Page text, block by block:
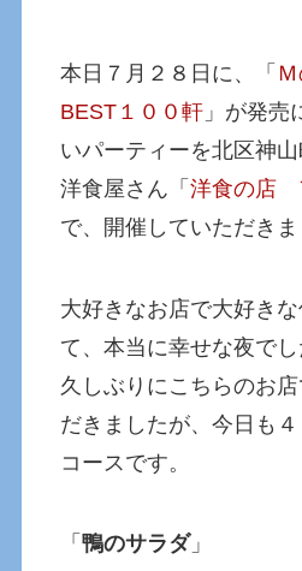
本日７月２８日に、「
BEST１００軒 」が発売
いパーティーを北区神
洋食屋さん「洋食の店
で、開催していただきま
大好きなお店で大好き
て、本当に幸せな夜でし
久しぶりにこちらのお
だきましたが、今日も
コースです。
「鴨のサラダ」